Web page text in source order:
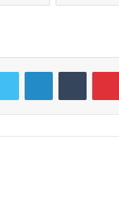
Twitter LinkedinTumblr